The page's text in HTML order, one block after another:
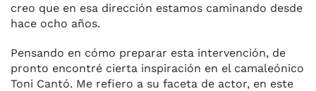
creo que en esa dirección estamos caminando desde
hace ocho años.
Pensando en cómo preparar esta intervención, de
pronto encontré cierta inspiración en el camaleónico
Toni Cantó. Me refiero a su faceta de actor, en este